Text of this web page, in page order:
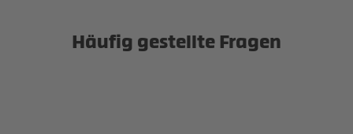
Häufig gestellte Fragen